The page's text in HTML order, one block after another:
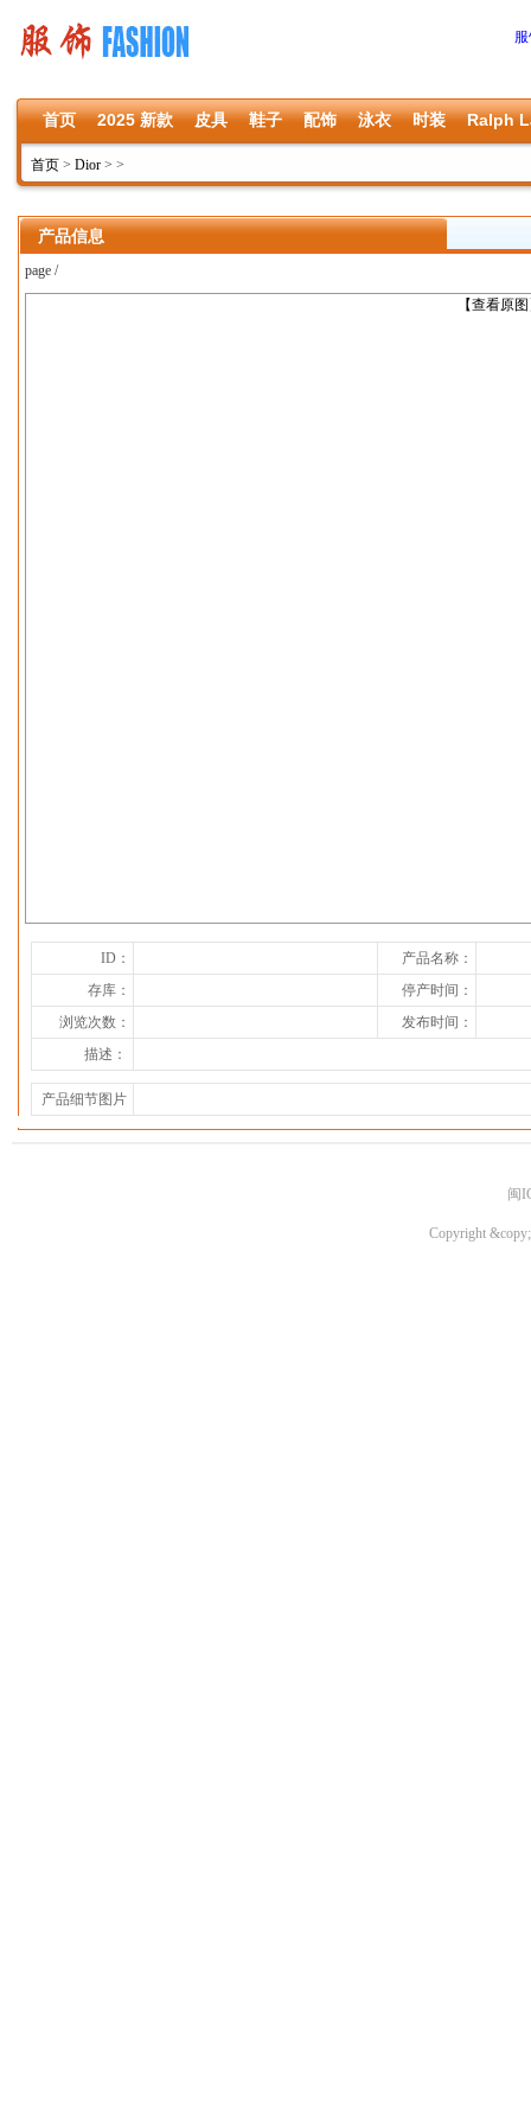
首页 2025 新款 皮具 鞋子 配饰 泳衣 时装 Ralph
首页 > Dior > >
产品信息
page /
【查看原
上一张
ID：
产品名称：
存库：
停产时间：
浏览次数：
发布时间：
描述：
产品细节图片
闽
Copyright